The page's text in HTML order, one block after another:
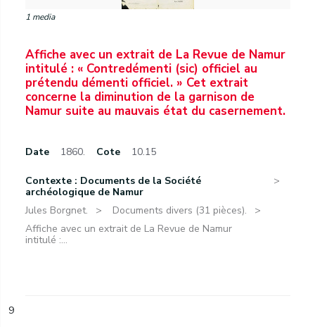
1 media
Affiche avec un extrait de La Revue de Namur
intitulé : « Contredémenti (sic) officiel au
prétendu démenti officiel. » Cet extrait
concerne la diminution de la garnison de
Namur suite au mauvais état du casernement.
Date 1860. Cote 10.15
Contexte : Documents de la Société
archéologique de Namur
Jules Borgnet.
Documents divers (31 pièces).
Affiche avec un extrait de La Revue de Namur
intitulé :...
9